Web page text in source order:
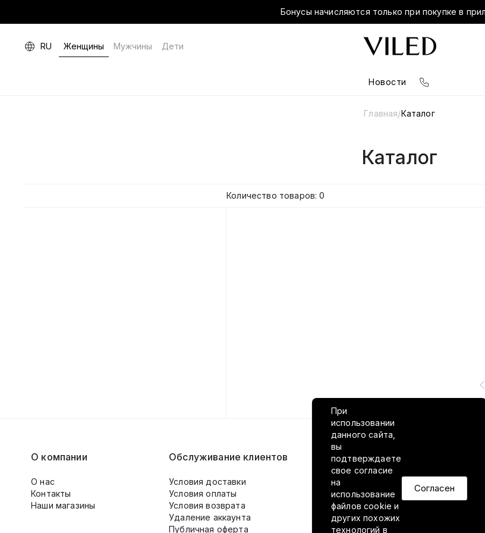
Бонусы начисляются только при покупке в
RU Женщины Мужчины Дети
Новости
Главная/Каталог
Каталог
Количество товаров: 0
При
использовании
данного сайта,
вы
подтверждаете
свое согласие
на
использование
файлов cookie и
других похожих
технологий в
Согласен
О компании
О нас
Контакты
Наши магазины
Обслуживание клиентов
Условия доставки
Условия оплаты
Условия возврата
Удаление аккаунта
Публичная оферта
VILED в соцсетях